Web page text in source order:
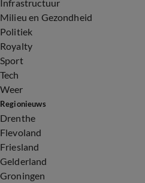
Infrastructuur
Milieu en Gezondheid
Politiek
Royalty
Sport
Tech
Weer
Regionieuws
Drenthe
Flevoland
Friesland
Gelderland
Groningen